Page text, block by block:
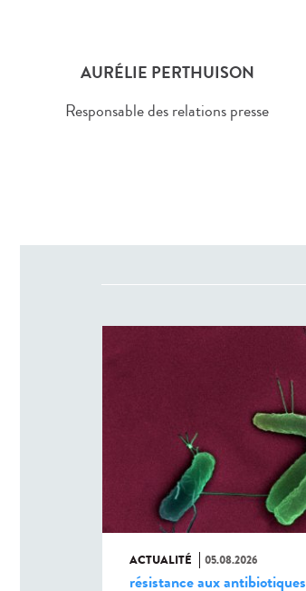
AURÉLIE PERTHUISON
Responsable des relations presse
ACTUALITÉ 05.08.2026
résistance aux antibiotiques